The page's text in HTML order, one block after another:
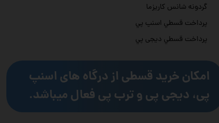
گردونه شانس کاریزما
پرداخت قسطي اسنپ پي
پرداخت قسطي دیجی پي
امکان خرید قسطی از درگاه های اسنپ
پی، دیجی پی و ترب پی فعال میباشد.